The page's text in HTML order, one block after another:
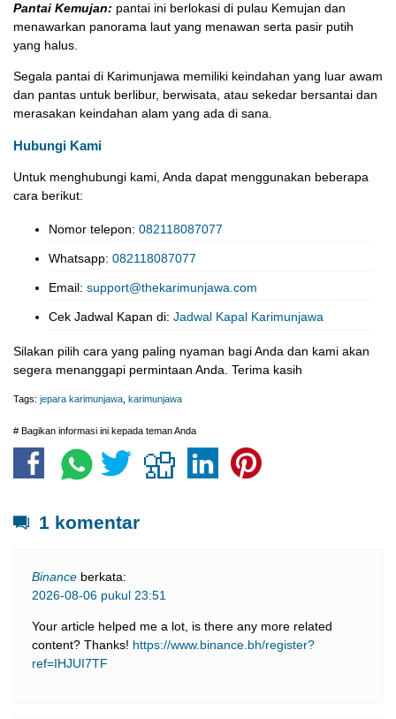
Pantai Kemujan: pantai ini berlokasi di pulau Kemujan dan
menawarkan panorama laut yang menawan serta pasir putih
yang halus.
Segala pantai di Karimunjawa memiliki keindahan yang luar awam
dan pantas untuk berlibur, berwisata, atau sekedar bersantai dan
merasakan keindahan alam yang ada di sana.
Hubungi Kami
Untuk menghubungi kami, Anda dapat menggunakan beberapa
cara berikut:
Nomor telepon: 082118087077
Whatsapp: 082118087077
Email: support@thekarimunjawa.com
Cek Jadwal Kapan di: Jadwal Kapal Karimunjawa
Silakan pilih cara yang paling nyaman bagi Anda dan kami akan
segera menanggapi permintaan Anda. Terima kasih
Tags: jepara karimunjawa karimunjawa
# Bagikan informasi ini kepada teman Anda
1 komentar
Binance berkata:
2026-08-06 pukul 23:51
Your article helped me a lot, is there any more related
content? Thanks! https://www.binance.bh/register?
ref=IHJUI7TF